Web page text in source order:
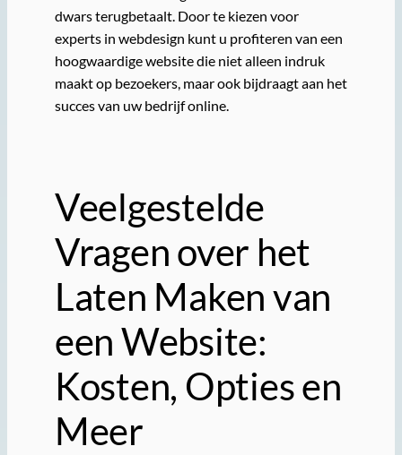
dwars terugbetaalt. Door te kiezen voor
experts in webdesign kunt u profiteren van een
hoogwaardige website die niet alleen indruk
maakt op bezoekers, maar ook bijdraagt aan het
succes van uw bedrijf online.
Veelgestelde
Vragen over het
Laten Maken van
een Website:
Kosten, Opties en
Meer